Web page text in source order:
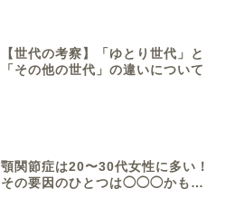
【世代の考察】「ゆとり世代」と
「その他の世代」の違いについて
顎関節症は20〜30代女性に多い！
その要因のひとつは◯◯◯かも…